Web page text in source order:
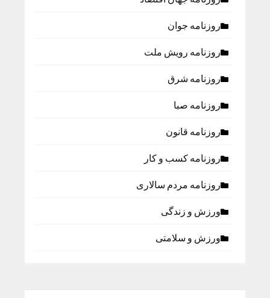
روزنامه جوان
روزنامه رویش ملت
روزنامه شرق
روزنامه صبا
روزنامه قانون
روزنامه كسب و كار
روزنامه مردم سالاری
ورزش و زندگی
ورزش و سلامتی